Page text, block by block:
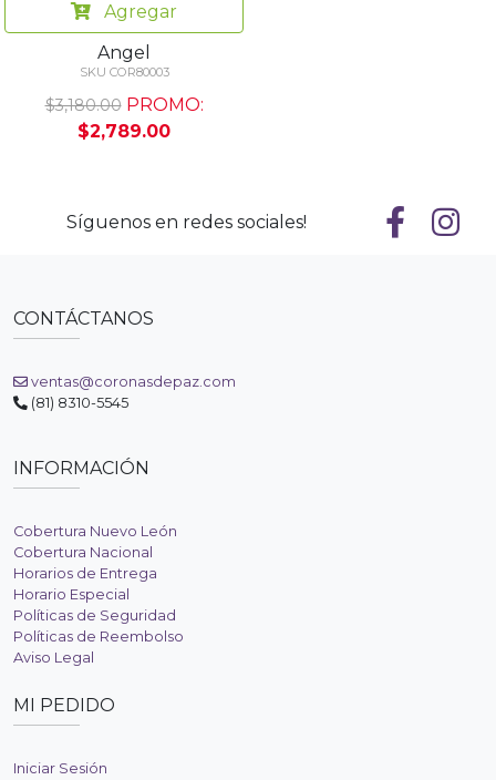
Agregar
Angel
SKU COR80003
$3,180.00 PROMO:
$2,789.00
Síguenos en redes sociales!
CONTÁCTANOS
ventas@coronasdepaz.com
(81) 8310-5545
INFORMACIÓN
Cobertura Nuevo León
Cobertura Nacional
Horarios de Entrega
Horario Especial
Políticas de Seguridad
Políticas de Reembolso
Aviso Legal
MI PEDIDO
Iniciar Sesión